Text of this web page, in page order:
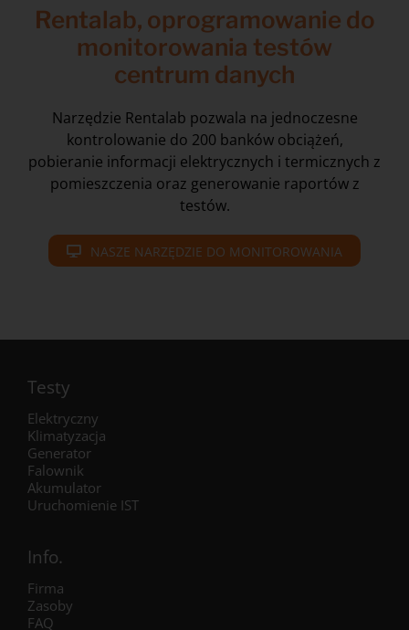
Rentalab, oprogramowanie do
monitorowania testów
centrum danych
Narzędzie Rentalab pozwala na jednoczesne
kontrolowanie do 200 banków obciążeń,
pobieranie informacji elektrycznych i termicznych z
pomieszczenia oraz generowanie raportów z
testów.
NASZE NARZĘDZIE DO MONITOROWANIA
Testy
Elektryczny
Klimatyzacja
Generator
Falownik
Akumulator
Uruchomienie IST
Info.
Firma
Zasoby
FAQ